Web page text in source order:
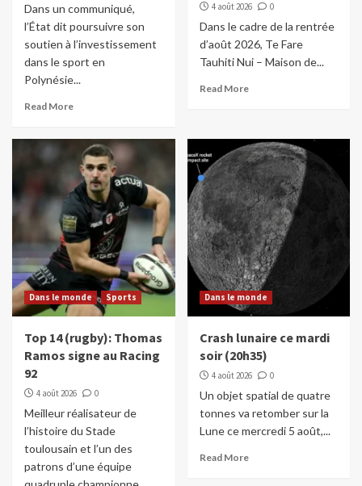
Dans un communiqué,
l’État dit poursuivre son
soutien à l’investissement
dans le sport en
Polynésie...
Read More
4 août 2026 0
Dans le cadre de la rentrée
d’août 2026, Te Fare
Tauhiti Nui – Maison de...
Read More
Dans le monde Sports
Top 14 (rugby): Thomas
Ramos signe au Racing
92
4 août 2026 0
Meilleur réalisateur de
l’histoire du Stade
toulousain et l’un des
patrons d’une équipe
Dans le monde
Crash lunaire ce mardi
soir (20h35)
4 août 2026 0
Un objet spatial de quatre
tonnes va retomber sur la
Lune ce mercredi 5 août,...
Read More